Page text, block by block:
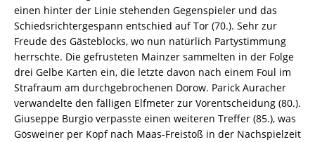
einen hinter der Linie stehenden Gegenspieler und das
Schiedsrichtergespann entschied auf Tor (70.). Sehr zur
Freude des Gästeblocks, wo nun natürlich Partystimmung
herrschte. Die gefrusteten Mainzer sammelten in der Folge
drei Gelbe Karten ein, die letzte davon nach einem Foul im
Strafraum am durchgebrochenen Dorow. Parick Auracher
verwandelte den fälligen Elfmeter zur Vorentscheidung (80.).
Giuseppe Burgio verpasste einen weiteren Treffer (85.), was
Gösweiner per Kopf nach Maas-Freistoß in der Nachspielzeit